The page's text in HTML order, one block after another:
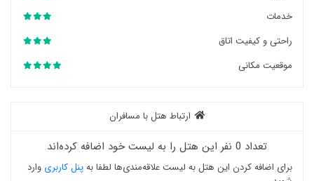
خدمات
راحتی و کیفیت اتاق
موقعیت مکانی
ارتباط هتل با مسافران
تعداد 0 نفر این هتل را به لیست خود اضافه کرده‌اند
برای اضافه کردن این هتل به لیست علاقه‌مندی‌ها لطفا بهپنل کاربری وارد